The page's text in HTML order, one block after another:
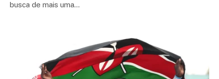
busca de mais uma…